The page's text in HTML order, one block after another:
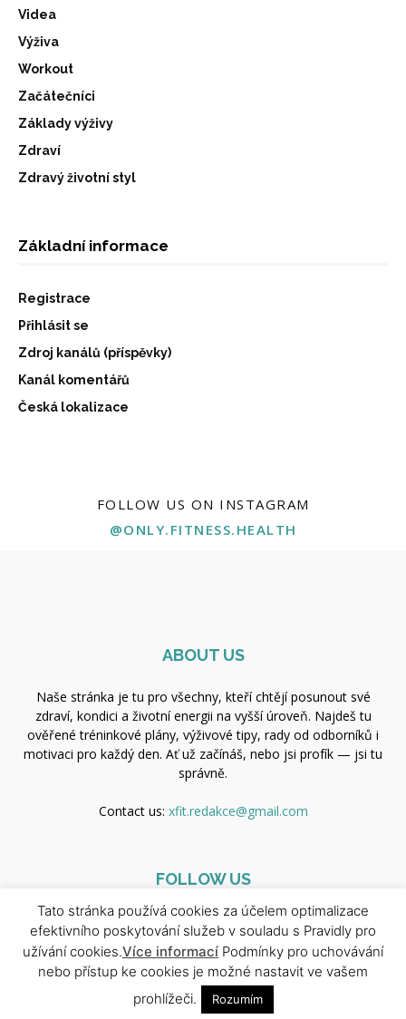
Videa
Výživa
Workout
Začátečníci
Základy výživy
Zdraví
Zdravý životní styl
Základní informace
Registrace
Přihlásit se
Zdroj kanálů (příspěvky)
Kanál komentářů
Česká lokalizace
FOLLOW US ON INSTAGRAM
@ONLY.FITNESS.HEALTH
ABOUT US
Naše stránka je tu pro všechny, kteří chtějí posunout své
zdraví, kondici a životní energii na vyšší úroveň. Najdeš tu
ověřené tréninkové plány, výživové tipy, rady od odborníků i
motivaci pro každý den. Ať už začínáš, nebo jsi profík — jsi tu
správně.
Contact us: xfit.redakce@gmail.com
FOLLOW US
© Copyright 2025 - Newspaper WordPress Theme by TagDiv
Tato stránka používá cookies za účelem optimalizace
efektivního poskytování služeb v souladu s Pravidly pro
užívání cookies.Více informací Podmínky pro uchovávání
nebo přístup ke cookies je možné nastavit ve vašem
prohlížeči.
Rozumím